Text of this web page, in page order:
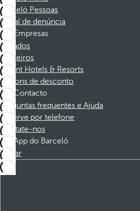
Barceló Pessoas
Canal de denúncia
Empresas
Afiliados
Parceiros
Dorint Hotels & Resorts
Cupons de desconto
Contacto
Perguntas frequentes e Ajuda
Reserve por telefone
Contate-nos
App do Barceló
Baixar